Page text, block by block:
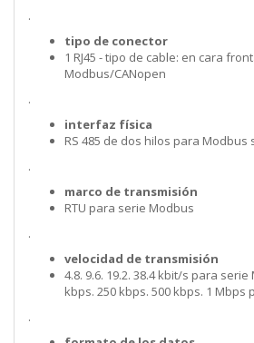
.
tipo de conector
1 RJ45 - tipo de cable: en cara
Modbus/CANopen
.
interfaz física
RS 485 de dos hilos para Modbus
.
marco de transmisión
RTU para serie Modbus
.
velocidad de transmisión
4.8. 9.6. 19.2. 38.4 kbit/s para
kbps. 250 kbps. 500 kbps. 1 Mbps
.